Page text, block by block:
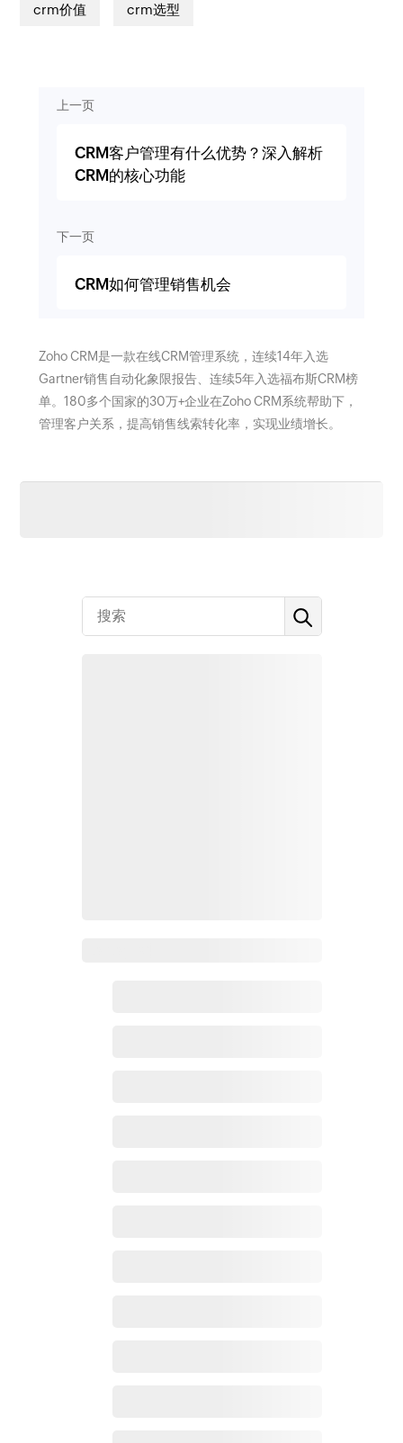
crm价值 crm选型
上一页
CRM客户管理有什么优势？深入解析
CRM的核心功能
下一页
CRM如何管理销售机会
Zoho CRM是一款在线CRM管理系统，连续14年入选
Gartner销售自动化象限报告、连续5年入选福布斯CRM榜
单。180多个国家的30万+企业在Zoho CRM系统帮助下，
管理客户关系，提高销售线索转化率，实现业绩增长。